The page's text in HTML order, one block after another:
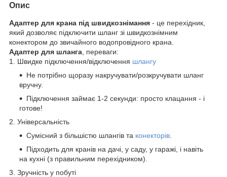
Опис
Адаптер для крана під швидкознімання - це перехідник,
який дозволяє підключити шланг зі швидкознімним
конектором до звичайного водопровідного крана.
Адаптер для шланга , переваги:
1. Швидке підключення/відключення шлангу
Не потрібно щоразу накручувати/розкручувати шланг
вручну.
Підключення займає 1-2 секунди: просто клацання - і
готове!
2. Універсальність
Сумісний з більшістю шлангів та конекторів
Підходить для кранів на дачі, у саду, у гаражі, і навіть
на кухні (з правильним перехідником).
3. Зручність у побуті